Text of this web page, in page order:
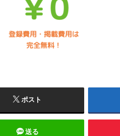
ポスト
送る